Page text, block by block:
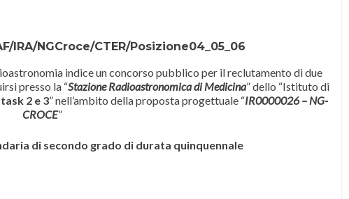
IRA/NGCroce/CTER/Posizione04_05_06
indiceun concorso pubblico per ilreclutamento di due
presso la “Stazione Radioastronomica di Medicina” dello “Istituto di
2 e 3” nell’ambito della proposta progettuale “IR0000026 – NG-
CROCE”
di secondo grado di durata quinquennale